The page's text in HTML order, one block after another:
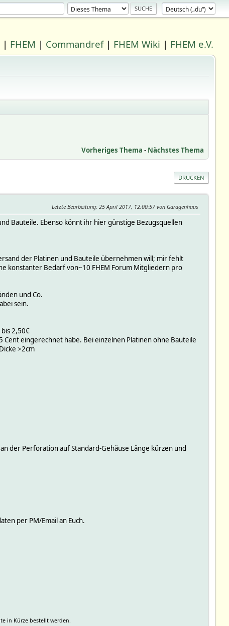
| FHEM | Commandref| FHEM Wiki | FHEM e.V.
Vorheriges Thema - Nächstes Thema
DRUCKEN
Letzte Bearbeitung: 25 April 2017, 12:00:57 von Garagenhaus
Bauteile. Ebenso könnt ihr hier günstige Bezugsquellen
der Platinen und Bauteile übernehmen will; mir fehlt
konstanter Bedarf von~10 FHEM Forum Mitgliedern pro
und Co.
sein.
2,50€
Cent eingerechnet habe. Bei einzelnen Platinen ohne Bauteile
>2cm
der Perforation auf Standard-Gehäuse Länge kürzen und
per PM/Email an Euch.
in Kürze bestellt werden.